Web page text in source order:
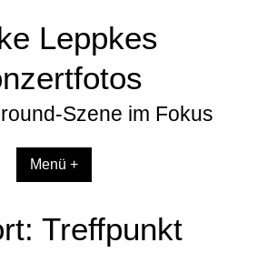
Leppkes
Szene im Fokus
Menü +
Treffpunkt